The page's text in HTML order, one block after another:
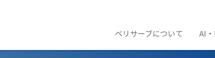
ベリサーブについて AI